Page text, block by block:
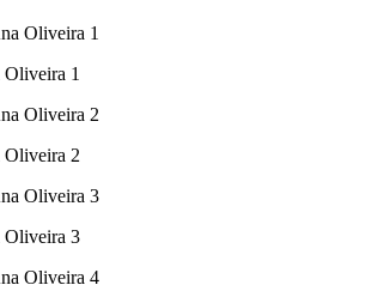
1
Oliveira 2
Oliveira 3